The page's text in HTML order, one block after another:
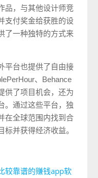
品，与其他设计师竞
支付奖金给获胜的设
了一种独特的方式来
平台也提供了自由接
、Behance
供了项目机会，还为
。通过这些平台，独
在全球范围内找到合
并获得经济收益。
较靠谱的赚钱app软